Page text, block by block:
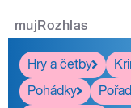
mujRozhlas
Hry a četby
Pohádky